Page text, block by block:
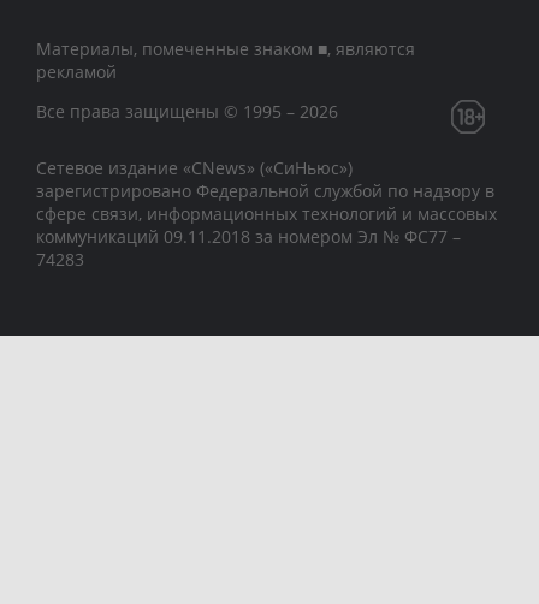
Материалы, помеченные знаком ■, являются
рекламой
Все права защищены © 1995 – 2026
Сетевое издание «CNews» («СиНьюс»)
зарегистрировано Федеральной службой по надзору в
сфере связи, информационных технологий и массовых
коммуникаций 09.11.2018 за номером Эл № ФС77 –
74283